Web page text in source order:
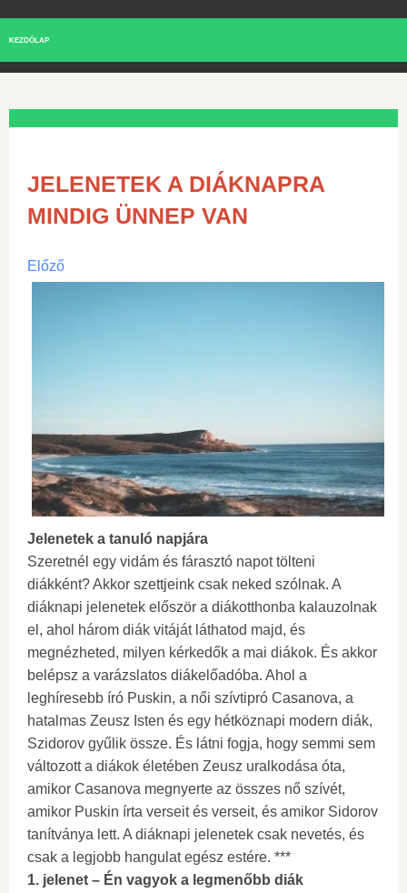
KEZDŐLAP
JELENETEK A DIÁKNAPRA
MINDIG ÜNNEP VAN
Előző
Jelenetek a tanuló napjára
Szeretnél egy vidám és fárasztó napot tölteni
diákként? Akkor szettjeink csak neked szólnak. A
diáknapi jelenetek először a diákotthonba kalauzolnak
el, ahol három diák vitáját láthatod majd, és
megnézheted, milyen kérkedők a mai diákok. És akkor
belépsz a varázslatos diákelőadóba. Ahol a
leghíresebb író Puskin, a női szívtipró Casanova, a
hatalmas Zeusz Isten és egy hétköznapi modern diák,
Szidorov gyűlik össze. És látni fogja, hogy semmi sem
változott a diákok életében Zeusz uralkodása óta,
amikor Casanova megnyerte az összes nő szívét,
amikor Puskin írta verseit és verseit, és amikor Sidorov
tanítványa lett. A diáknapi jelenetek csak nevetés, és
csak a legjobb hangulat egész estére. ***
1. jelenet – Én vagyok a legmenőbb diák